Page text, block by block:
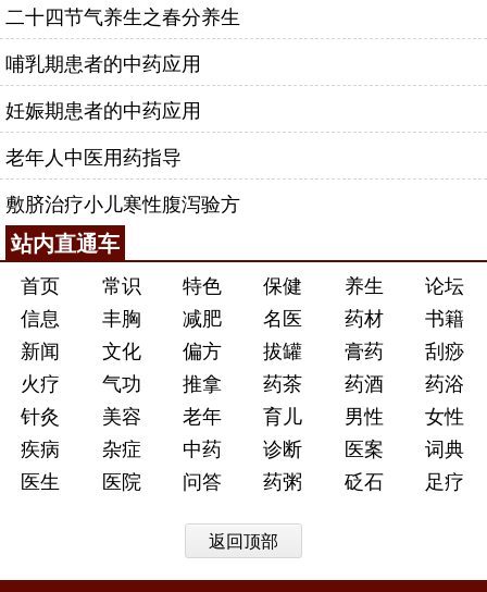
二十四节气养生之春分养生
哺乳期患者的中药应用
妊娠期患者的中药应用
老年人中医用药指导
敷脐治疗小儿寒性腹泻验方
站内直通车
首页 常识 特色 保健 养生
论坛
信息
丰胸 减肥 名医 药材
书籍
新闻
文化 偏方 拔罐 膏药
刮痧
火疗
气功 推拿 药茶 药酒
药浴
针灸
美容 老年 育儿 男性
女性
疾病
杂症 中药 诊断 医案
词典
医生
医院 问答 药粥 砭石 足疗
返回顶部